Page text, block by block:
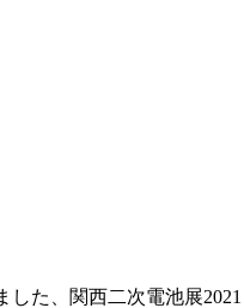
た、関西二次電池展